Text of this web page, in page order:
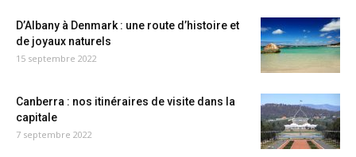
D’Albany à Denmark : une route d’histoire et
de joyaux naturels
15 septembre 2022
Canberra : nos itinéraires de visite dans la
capitale
7 septembre 2022